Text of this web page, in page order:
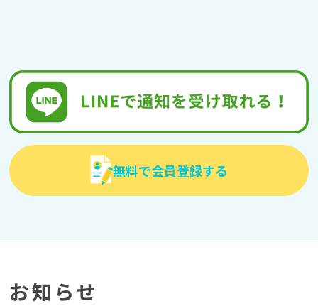
無料で会員登録する
お知らせ